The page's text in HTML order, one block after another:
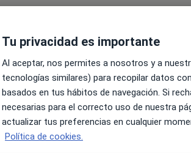
crónico. Atiendo de forma
o molestias que afectan su calidad
ejercicio terapéutico y la educación
recuperar el control sobre tu cuerpo.
Tu privacidad es importante
Al aceptar, nos permites a nosotros y a
tecnologías similares) para recopilar datos
basados en tus hábitos de navegación. Si
necesarias para el correcto uso de nuestra
actualizar tus preferencias en cualquier
Política de cookies.